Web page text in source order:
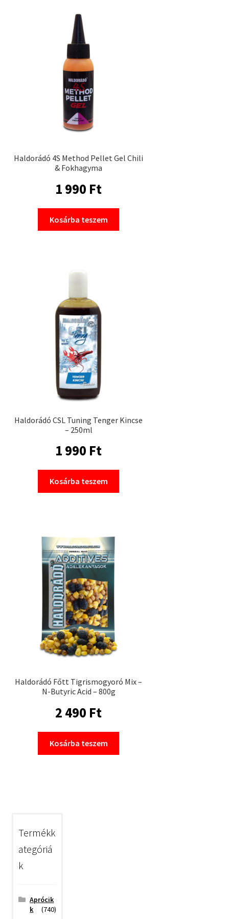
Haldorádó 4S Method Pellet Gel Chili
& Fokhagyma
1 990 Ft
Kosárba teszem
Haldorádó CSL Tuning Tenger Kincse
– 250ml
1 990 Ft
Kosárba teszem
Haldorádó Főtt Tigrismogyoró Mix –
N-Butyric Acid – 800g
2 490 Ft
Kosárba teszem
Termékk
ategóriá
k
Aprócik
k
(740)